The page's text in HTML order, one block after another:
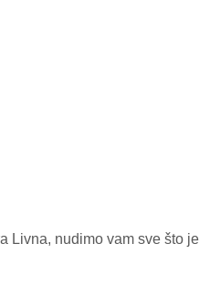
Livna, nudimo vam sve što je